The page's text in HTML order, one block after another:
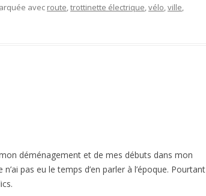
ville
avec route,trottinette électrique,vélo,ville,
déménagement et de mes débuts dans mon
pas eu le temps d’en parler à l’époque. Pourtant